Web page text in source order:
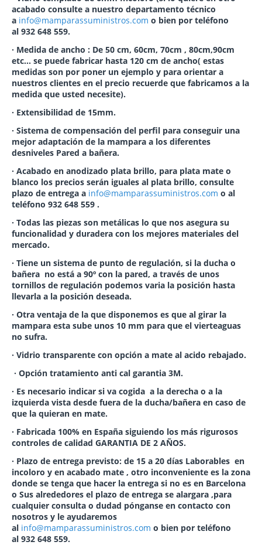
acabado consulte a nuestro departamento técnico
a info@mamparassuministros.com o bien por teléfono
al 932 648 559.
· Medida de ancho : De 50 cm, 60cm, 70cm , 80cm,90cm
etc... se puede fabricar hasta 120 cm de ancho( estas
medidas son por poner un ejemplo y para orientar a
nuestros clientes en el precio recuerde que fabricamos a la
medida que usted necesite).
· Extensibilidad de 15mm.
· Sistema de compensación del perfil para conseguir una
mejor adaptación de la mampara a los diferentes
desniveles Pared a bañera.
· Acabado en anodizado plata brillo, para plata mate o
blanco los precios serán iguales al plata brillo, consulte
plazo de entrega a info@mamparassuministros.com o al
teléfono 932 648 559 .
· Todas las piezas son metálicas lo que nos asegura su
funcionalidad y duradera con los mejores materiales del
mercado.
· Tiene un sistema de punto de regulación, si la ducha o
bañera no está a 90º con la pared, a través de unos
tornillos de regulación podemos varia la posición hasta
llevarla a la posición deseada.
· Otra ventaja de la que disponemos es que al girar la
mampara esta sube unos 10 mm para que el vierteaguas
no sufra.
· Vidrio transparente con opción a mate al acido rebajado.
· Opción tratamiento anti cal garantia 3M.
· Es necesario indicar si va cogida a la derecha o a la
izquierda vista desde fuera de la ducha/bañera en caso de
que la quieran en mate.
· Fabricada 100% en España siguiendo los más rigurosos
controles de calidad GARANTIA DE 2 AÑOS.
· Plazo de entrega previsto: de 15 a 20 días Laborables en
incoloro y en acabado mate , otro inconveniente es la zona
donde se tenga que hacer la entrega si no es en Barcelona
o Sus alrededores el plazo de entrega se alargara ,para
cualquier consulta o dudad pónganse en contacto con
nosotros y le ayudaremos
al info@mamparassuministros.com o bien por teléfono
al 932 648 559.